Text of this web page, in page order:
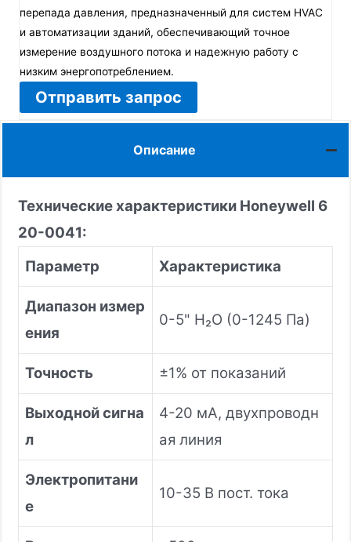
перепада давления, предназначенный для систем HVAC
и автоматизации зданий, обеспечивающий точное
измерение воздушного потока и надежную работу с
низким энергопотреблением.
Отправить запрос
Описание
Технические характеристики Honeywell 6
20-0041:
Параметр
Характеристика
Диапазон измер
ения
0-5" H₂O (0-1245 Па)
Точность ±1% от показаний
Выходной сигна
л
4-20 мА, двухпроводн
ая линия
Электропитани
е
10-35 В пост. тока